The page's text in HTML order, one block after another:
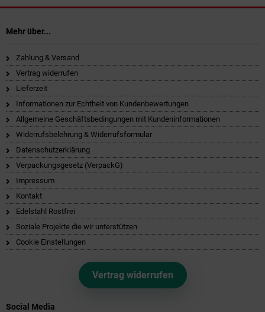
Mehr über...
Zahlung & Versand
Vertrag widerrufen
Lieferzeit
Informationen zur Echtheit von Kundenbewertungen
Allgemeine Geschäftsbedingungen mit Kundeninformationen
Widerrufsbelehrung & Widerrufsformular
Datenschutzerklärung
Verpackungsgesetz (VerpackG)
Impressum
Kontakt
Edelstahl Rostfrei
Soziale Projekte die wir unterstützen
Cookie Einstellungen
Vertrag widerrufen
Social Media